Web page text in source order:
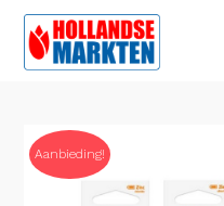
Aanbieding!